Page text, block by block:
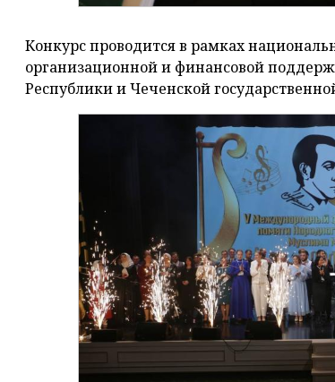
Конкурс проводится в рамках
организационной и финансовой
Республики и Чеченской